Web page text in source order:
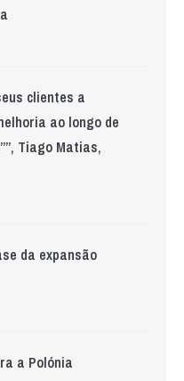
clientes a
ao longo de
Tiago Matias,
da expansão
a Polónia